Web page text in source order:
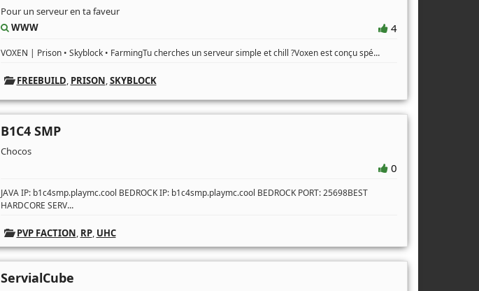
Pour un serveur en ta faveur
WWW
4
VOXEN | Prison • Skyblock • FarmingTu cherches un serveur simple et chill ?Voxen est conçu spé...
FREEBUILD, PRISON,SKYBLOCK
B1C4 SMP
Chocos
0
JAVA IP: b1c4smp.playmc.cool BEDROCK IP: b1c4smp.playmc.cool BEDROCK PORT: 25698BEST
HARDCORE SERV...
PVP FACTION, RP, UHC
ServialCube